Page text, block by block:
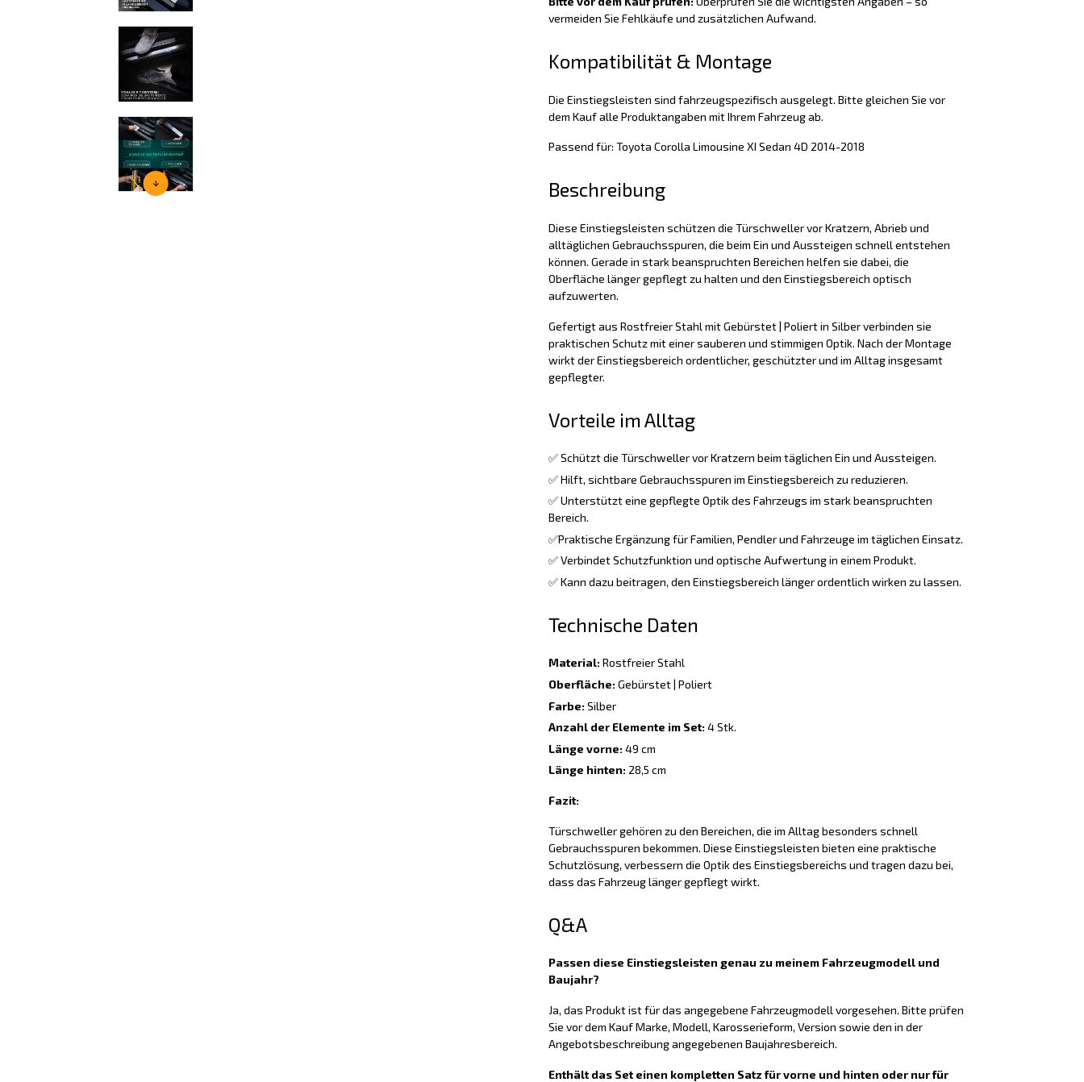
vermeiden Sie Fehlkäufe und zusätzlichen Aufwand.
Kompatibilität & Montage
Die Einstiegsleisten sind fahrzeugspezifisch ausgelegt. Bitte gleichen Sie vor
dem Kauf alle Produktangaben mit Ihrem Fahrzeug ab.
Passend für: Toyota Corolla Limousine XI Sedan 4D 2014-2018
Beschreibung
Diese Einstiegsleisten schützen die Türschweller vor Kratzern, Abrieb und
alltäglichen Gebrauchsspuren, die beim Ein und Aussteigen schnell entstehen
können. Gerade in stark beanspruchten Bereichen helfen sie dabei, die
Oberfläche länger gepflegt zu halten und den Einstiegsbereich optisch
aufzuwerten.
Gefertigt aus Rostfreier Stahl mit Gebürstet | Poliert in Silber verbinden sie
praktischen Schutz mit einer sauberen und stimmigen Optik. Nach der Montage
wirkt der Einstiegsbereich ordentlicher, geschützter und im Alltag insgesamt
gepflegter.
Vorteile im Alltag
✅ Schützt die Türschweller vor Kratzern beim täglichen Ein und Aussteigen.
✅ Hilft, sichtbare Gebrauchsspuren im Einstiegsbereich zu reduzieren.
✅ Unterstützt eine gepflegte Optik des Fahrzeugs im stark beanspruchten
Bereich.
✅Praktische Ergänzung für Familien, Pendler und Fahrzeuge im täglichen Einsatz.
✅ Verbindet Schutzfunktion und optische Aufwertung in einem Produkt.
✅ Kann dazu beitragen, den Einstiegsbereich länger ordentlich wirken zu lassen.
Technische Daten
Material:Rostfreier Stahl
Oberfläche:Gebürstet | Poliert
Farbe:Silber
Anzahl der Elemente im Set:4 Stk.
Länge vorne:49 cm
Länge hinten:28,5 cm
Fazit:
Türschweller gehören zu den Bereichen, die im Alltag besonders schnell
Gebrauchsspuren bekommen. Diese Einstiegsleisten bieten eine praktische
Schutzlösung, verbessern die Optik des Einstiegsbereichs und tragen dazu bei,
dass das Fahrzeug länger gepflegt wirkt.
Q&A
Passen diese Einstiegsleisten genau zu meinem Fahrzeugmodell und
Baujahr?
Ja, das Produkt ist für das angegebene Fahrzeugmodell vorgesehen. Bitte prüfen
Sie vor dem Kauf Marke, Modell, Karosserieform, Version sowie den in der
Angebotsbeschreibung angegebenen Baujahresbereich.
Enthält das Set einen kompletten Satz für vorne und hinten oder nur für